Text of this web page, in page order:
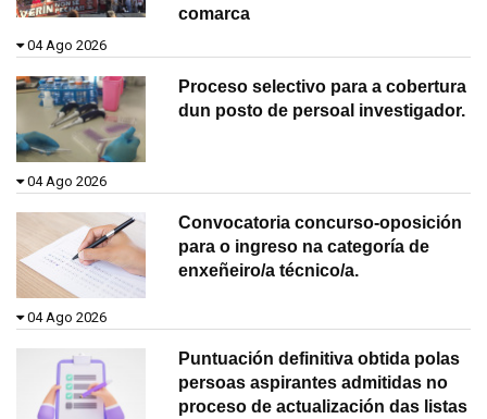
comarca
04 Ago 2026
Proceso selectivo para a cobertura
dun posto de persoal investigador.
04 Ago 2026
Convocatoria concurso-oposición
para o ingreso na categoría de
enxeñeiro/a técnico/a.
04 Ago 2026
Puntuación definitiva obtida polas
persoas aspirantes admitidas no
proceso de actualización das listas